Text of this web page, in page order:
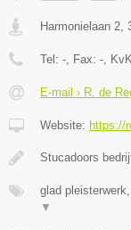
Harmonielaan 2,
Tel: -, Fax: -,
E-mail › R. de
Website: https://
Stucadoors
glad
▼